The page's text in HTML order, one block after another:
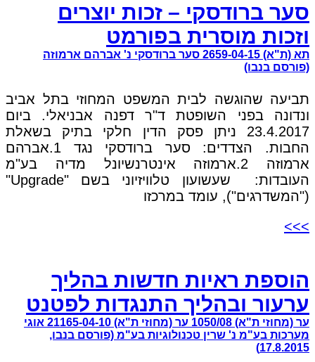
סער ברודסקי – זכות יוצרים
וזכות מוסרית בפורמט
תא (ת"א) 2659-04-15 סער ברודסקי נ' אברהם ארמוזה
(פורסם בנבו)
תביעה שהוגשה לבית המשפט המחוזי בתל אביב
ונדונה בפני השופטת ד"ר דפנה אבניאלי. ביום
23.4.2017 ניתן פסק הדין חלקי בתיק בשאלת
החבות. הצדדים: סער ברודסקי נגד 1.אברהם
ארמוזה 2.ארמוזה אינטרנשיונל מדיה בע"מ
העובדות: שעשועון טלוויזיוני בשם "Upgrade"
("המשדרגים"), עומד במרכזו
>>>
הוספת ראיות חדשות בהליך
ערעור ובהליך התנגדות לפטנט
ער (מחוזי ת"א) 1050/08 ער (מחוזי ת"א) 21165-04-10 אוגי
מערכות בע"מ נ' שרין טכנולוגיות בע"מ (פורסם בנבו,
17.8.2015)